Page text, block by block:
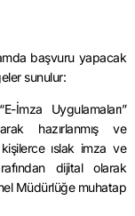
başvuru yapacak
sunulur:
İmza Uygulamaları”
hazırlanmış ve
ıslak imza ve
dijital olarak
Müdürlüğe muhatap